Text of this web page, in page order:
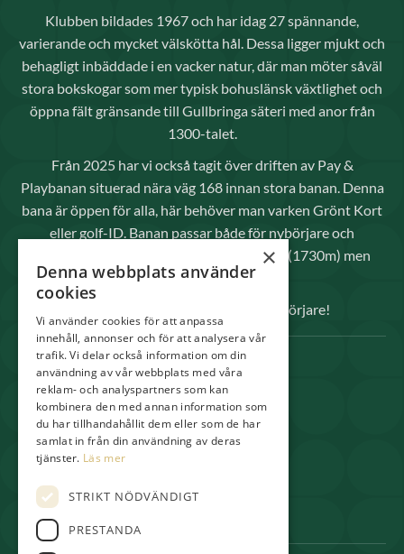
Klubben bildades 1967 och har idag 27 spännande,
varierande och mycket välskötta hål. Dessa ligger mjukt och
behagligt inbäddade i en vacker natur, där man möter såväl
stora bokskogar som mer typisk bohuslänsk växtlighet och
öppna fält gränsande till Gullbringa säteri med anor från
1300-talet.
Från 2025 har vi också tagit över driften av Pay &
Playbanan situerad nära väg 168 innan stora banan. Denna
bana är öppen för alla, här behöver man varken Grönt Kort
eller golf-ID. Banan passar både för nybörjare och
avancerade spelare då den inte är så lång (1730m) men
kräver raka slag.
Välkomna både elitspelare och nybörjare!
SNABBLÄNKAR
Spela
Medlem
Shop & Pro
×
Denna webbplats använder
cookies
Vi använder cookies för att anpassa
innehåll, annonser och för att analysera vår
trafik. Vi delar också information om din
användning av vår webbplats med våra
reklam- och analyspartners som kan
kombinera den med annan information som
du har tillhandahållit dem eller som de har
samlat in från din användning av deras
tjänster. Läs mer
STRIKT NÖDVÄNDIGT
PRESTANDA